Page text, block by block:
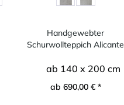
Handgewebter
Schurwollteppich Alicante
ab 140 x 200 cm
ab 690,00 € *